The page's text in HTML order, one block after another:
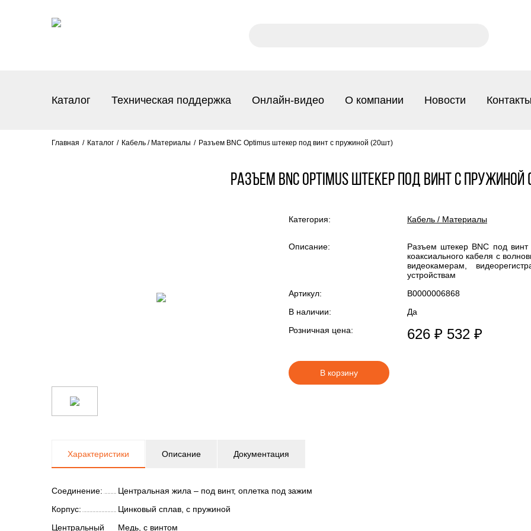
Каталог Техническая поддержка Онлайн-видео О компании Новости Контакты
Главная Каталог Кабель / Материалы Разъем BNC Optimus штекер под винт с пружиной (20шт)
Разъем BNC Optimus штекер под винт с пружиной
Категория: Кабель / Материалы
Описание:
Разъем штекер BNC под
коаксиального кабеля c
видеокамерам,
устройствам
Артикул:
В0000006868
В наличии:
Да
Розничная цена:
626 ₽ 532 ₽
В корзину
Характеристики Описание Документация
Соединение:
Центральная жила – под винт, оплетка под зажим
Корпус:
Цинковый сплав, с пружиной
Центральный
Медь, с винтом